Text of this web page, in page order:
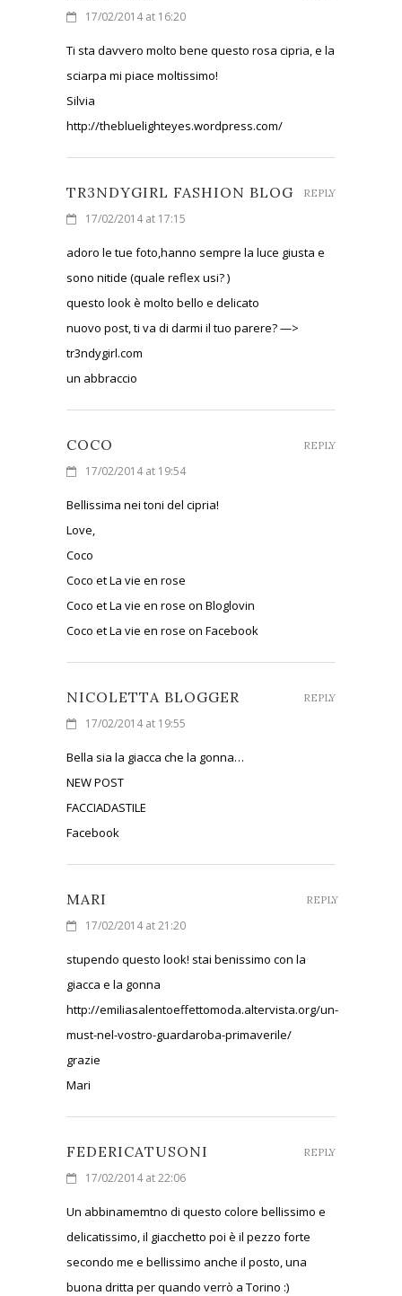
17/02/2014 at 16:20
Ti sta davvero molto bene questo rosa cipria, e la
sciarpa mi piace moltissimo!
Silvia
http://thebluelighteyes.wordpress.com/
TR3NDYGIRL FASHION BLOG
17/02/2014 at 17:15
adoro le tue foto,hanno sempre la luce giusta e
sono nitide (quale reflex usi? )
questo look è molto bello e delicato
nuovo post, ti va di darmi il tuo parere? —>
tr3ndygirl.com
un abbraccio
REPLY
COCO
17/02/2014 at 19:54
Bellissima nei toni del cipria!
Love,
Coco
Coco et La vie en rose
Coco et La vie en rose on Bloglovin
Coco et La vie en rose on Facebook
REPLY
NICOLETTA BLOGGER
17/02/2014 at 19:55
Bella sia la giacca che la gonna…
NEW POST
FACCIADASTILE
Facebook
REPLY
MARI
17/02/2014 at 21:20
stupendo questo look! stai benissimo con la
giacca e la gonna
http://emiliasalentoeffettomoda.altervista.org/un-
must-nel-vostro-guardaroba-primaverile/
grazie
Mari
REPLY
FEDERICATUSONI
17/02/2014 at 22:06
Un abbinamemtno di questo colore bellissimo e
delicatissimo, il giacchetto poi è il pezzo forte
secondo me e bellissimo anche il posto, una
buona dritta per quando verrò a Torino :)
REPLY